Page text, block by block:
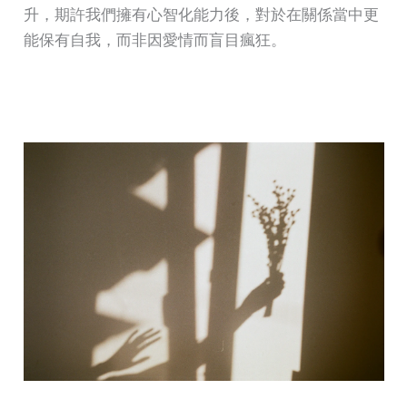
升，期許我們擁有心智化能力後，對於在關係當中更
能保有自我，而非因愛情而盲目瘋狂。